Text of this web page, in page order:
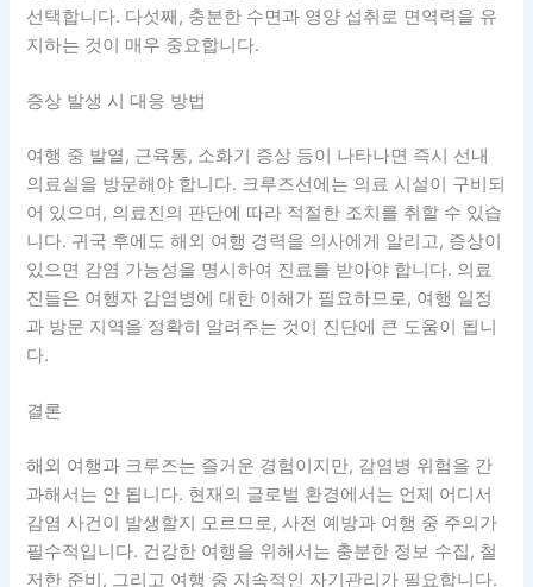
선택합니다. 다섯째, 충분한 수면과 영양 섭취로 면역력을 유
지하는 것이 매우 중요합니다.
증상 발생 시 대응 방법
여행 중 발열, 근육통, 소화기 증상 등이 나타나면 즉시 선내
의료실을 방문해야 합니다. 크루즈선에는 의료 시설이 구비되
어 있으며, 의료진의 판단에 따라 적절한 조치를 취할 수 있습
니다. 귀국 후에도 해외 여행 경력을 의사에게 알리고, 증상이
있으면 감염 가능성을 명시하여 진료를 받아야 합니다. 의료
진들은 여행자 감염병에 대한 이해가 필요하므로, 여행 일정
과 방문 지역을 정확히 알려주는 것이 진단에 큰 도움이 됩니
다.
결론
해외 여행과 크루즈는 즐거운 경험이지만, 감염병 위험을 간
과해서는 안 됩니다. 현재의 글로벌 환경에서는 언제 어디서
감염 사건이 발생할지 모르므로, 사전 예방과 여행 중 주의가
필수적입니다. 건강한 여행을 위해서는 충분한 정보 수집, 철
저한 준비, 그리고 여행 중 지속적인 자기관리가 필요합니다.